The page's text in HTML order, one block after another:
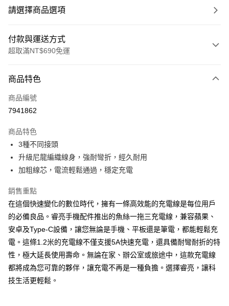
請選擇商品選項
付款與運送方式
超取滿NT$690免運
信用卡一次付款
超商取貨付款
Apple Pay
街口支付
ATM付款
全家取貨付款
每筆NT$65，滿NT$690(含以上)免運費
付款後全家取貨
商品特色
商品編號
7941862
商品特色
3種不同接頭
升級尼龍編織線身，強耐彎折，經久耐用
加粗線芯，電流輕鬆通過，穩定充電
銷售重點
在這個快速變化的數位時代，擁有一條高效能的充電線是每位用戶
的必備良品。睿亮手機配件推出的魚絲一拖三充電線，兼容蘋果、
安卓及Type-C設備，讓您無論是手機、平板還是筆電，都能輕鬆充
電。這條1.2米的充電線不僅支援5A快速充電，還具備耐彎耐折的特
性，極大延長使用壽命。無論在家、辦公室或旅途中，這款充電線
都將成為您可靠的夥伴，讓充電不再是一種負擔。選擇睿亮，讓科
技生活更輕鬆。